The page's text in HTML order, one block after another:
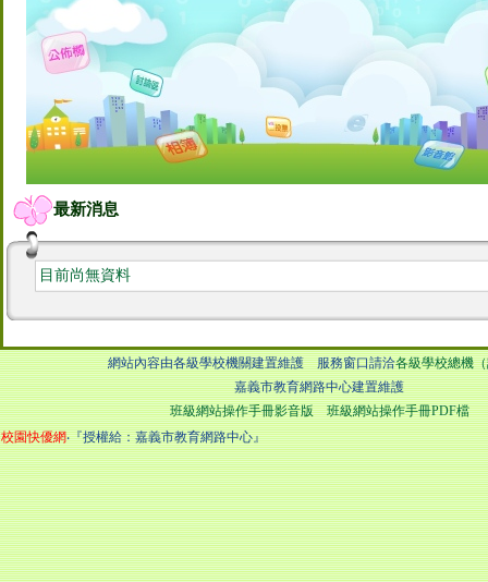
最新消息
目前尚無資料
網站內容由各級學校機關建置維護 服務窗口請洽各級學校總機
嘉義市教育網路中心建置維護
班級網站操作手冊影音版
班級網站操作手冊PDF檔
校園快優網‧『授權給：嘉義市教育網路中心』